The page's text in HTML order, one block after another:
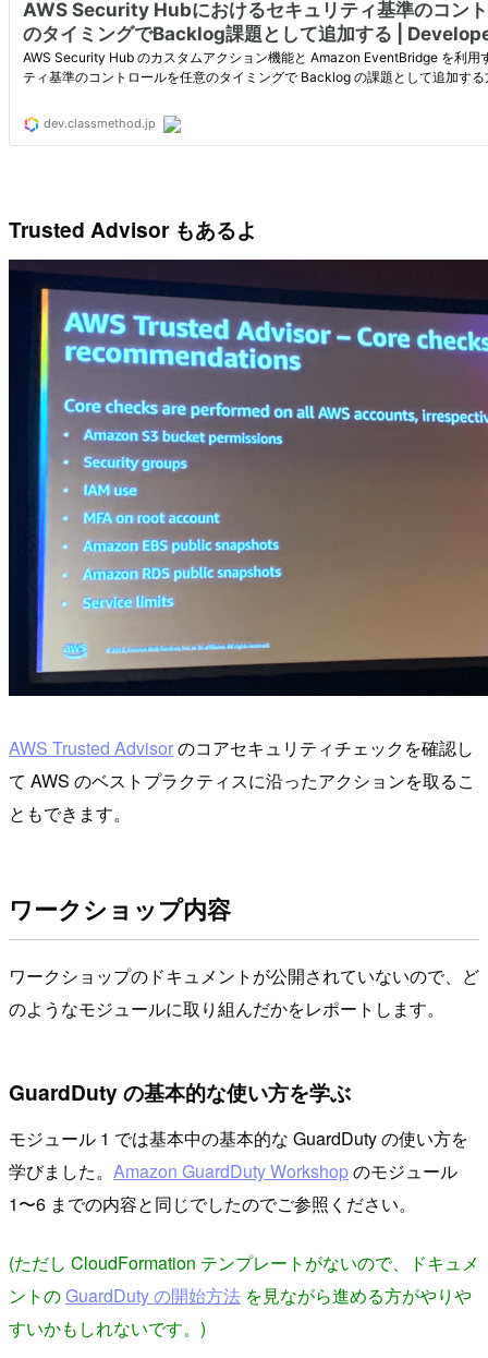
Trusted Advisor もあるよ
AWS Trusted Advisorのコアセキュリティチェックを確認し
て AWS のベストプラクティスに沿ったアクションを取るこ
ともできます。
ワークショップ内容
ワークショップのドキュメントが公開されていないので、ど
のようなモジュールに取り組んだかをレポートします。
GuardDuty の基本的な使い方を学ぶ
モジュール 1 では基本中の基本的な GuardDuty の使い方を
学びました。 Amazon GuardDuty Workshopのモジュール
1〜6 までの内容と同じでしたのでご参照ください。
(ただし CloudFormation テンプレートがないので、ドキュメ
ントのGuardDuty の開始方法 を見ながら進める方がやりや
すいかもしれないです。)